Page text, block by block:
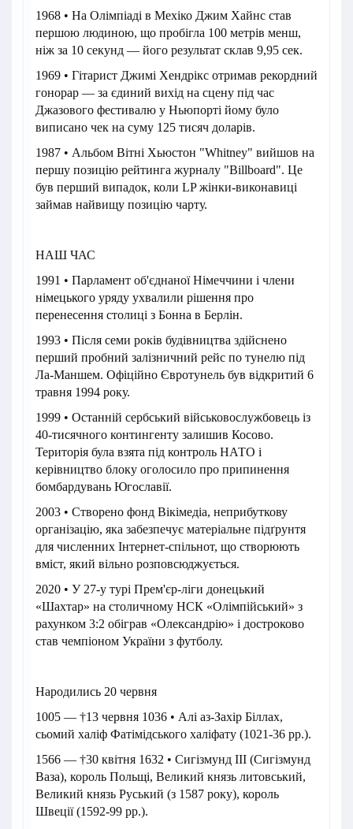
1968 • На Олімпіаді в Мехіко Джим Хайнс став
першою людиною, що пробігла 100 метрів менш,
ніж за 10 секунд — його результат склав 9,95 сек.
1969 • Гітарист Джимі Хендрікс отримав рекордний
гонорар — за єдиний вихід на сцену під час
Джазового фестивалю у Ньюпорті йому було
виписано чек на суму 125 тисяч доларів.
1987 • Альбом Вітні Хьюстон "Whitney" вийшов на
першу позицію рейтинга журналу "Billboard". Це
був перший випадок, коли LP жінки-виконавиці
займав найвищу позицію чарту.
НАШ ЧАС
1991 • Парламент об'єднаної Німеччини і члени
німецького уряду ухвалили рішення про
перенесення столиці з Бонна в Берлін.
1993 • Після семи років будівництва здійснено
перший пробний залізничний рейс по тунелю під
Ла-Маншем. Офіційно Євротунель був відкритий 6
травня 1994 року.
1999 • Останній сербський військовослужбовець із
40-тисячного контингенту залишив Косово.
Територія була взята під контроль НАТО і
керівництво блоку оголосило про припинення
бомбардувань Югославії.
2003 • Створено фонд Вікімедіа, неприбуткову
організацію, яка забезпечує матеріальне підґрунтя
для численних Інтернет-спільнот, що створюють
вміст, який вільно розповсюджується.
2020 • У 27-у турі Прем'єр-ліги донецький
«Шахтар» на столичному НСК «Олімпійський» з
рахунком 3:2 обіграв «Олександрію» і достроково
став чемпіоном України з футболу.
Народились 20 червня
1005 — †13 червня 1036 • Алі аз-Захір Біллах,
сьомий халіф Фатімідського халіфату (1021-36 рр.).
1566 — †30 квітня 1632 • Сигізмунд III (Сигізмунд
Ваза), король Польщі, Великий князь литовський,
Великий князь Руський (з 1587 року), король
Швеції (1592-99 рр.).